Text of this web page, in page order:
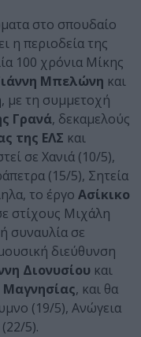
στο σπουδαίο
η περιοδεία της
100 χρόνια Μίκης
Μπελώνη και
, με τη συμμετοχή
Γρανά, δεκαμελούς
της ΕΛΣ και
σε Χανιά (10/5),
(15/5), Σητεία
το έργο Ασίκικο
στίχους Μιχάλη
συναυλία σε
διεύθυνση
Διονυσίου και
Μαγνησίας, και θα
(19/5), Ανώγεια
5).